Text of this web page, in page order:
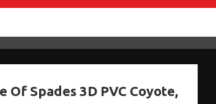
Of Spades 3D PVC Coyote,